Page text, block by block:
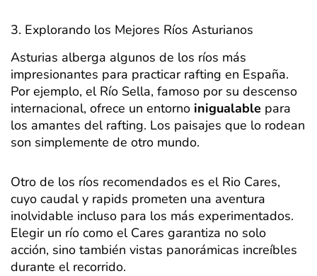
3. Explorando los Mejores Ríos Asturianos
Asturias alberga algunos de los ríos más
impresionantes para practicar rafting en España.
Por ejemplo, el Río Sella, famoso por su descenso
internacional, ofrece un entorno inigualable para
los amantes del rafting. Los paisajes que lo rodean
son simplemente de otro mundo.
Otro de los ríos recomendados es el Rio Cares,
cuyo caudal y rapids prometen una aventura
inolvidable incluso para los más experimentados.
Elegir un río como el Cares garantiza no solo
acción, sino también vistas panorámicas increíbles
durante el recorrido.